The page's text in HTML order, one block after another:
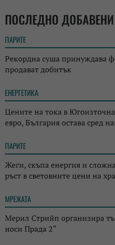
ПОСЛЕДНО ДОБАВЕНИ
ПАРИТЕ
Рекордна суша принуждава
продават добитък
ЕНЕРГЕТИКА
Цените на тока в
евро, България остава сред
ПАРИТЕ
Жеги, скъпа енергия и
ръст в световните цени на
МРЕЖАТА
Мерил Стрийп организира
носи Прада 2“